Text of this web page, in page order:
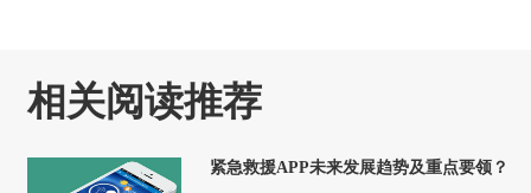
相关阅读推荐
紧急救援APP未来发展趋势及重点要领？